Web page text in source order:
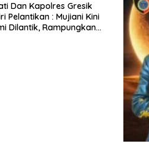
Dan Kapolres Gresik
Pelantikan : Mujiani Kini
Dilantik, Rampungkan